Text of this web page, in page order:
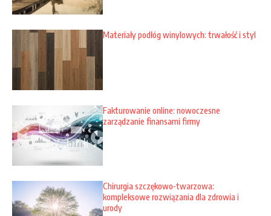
Materiały podłóg winylowych: trwałość i styl
Fakturowanie online: nowoczesne
zarządzanie finansami firmy
Chirurgia szczękowo-twarzowa:
kompleksowe rozwiązania dla zdrowia i
urody